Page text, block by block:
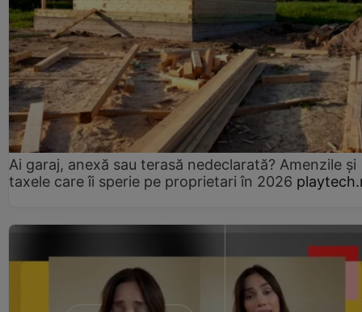
Ai garaj, anexă sau terasă nedeclarată? Amenzile și
taxele care îi sperie pe proprietari în 2026